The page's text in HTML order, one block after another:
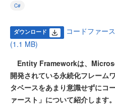
C#
ダウンロード
コードファー
(1.1 MB)
Entity Frameworkは、
開発されている永続化フレーム
タベースをあまり意識せずにコ
ァースト」について紹介します。